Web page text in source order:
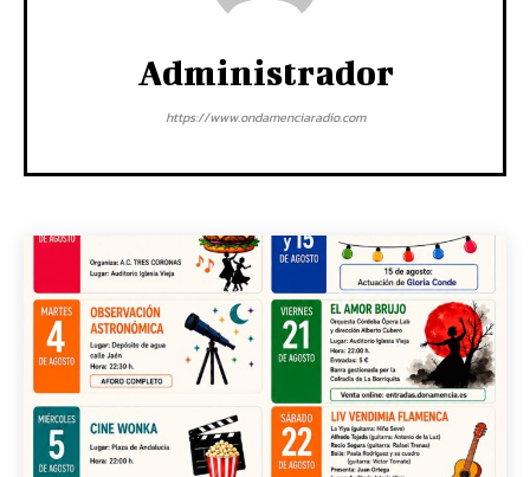
Administrador
https://www.ondamenciaradio.com